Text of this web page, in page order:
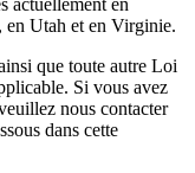
actuellement en
en Utah et en Virginie.
que toute autre Loi
Si vous avez
nous contacter
dans cette